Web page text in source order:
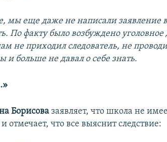
мы еще даже не написали
По факту было возбуждено уголовное
не приходил следователь, не
больше не давал о себе знать.
Борисова заявляет, что школа не
отмечает, что все выяснит следствие: